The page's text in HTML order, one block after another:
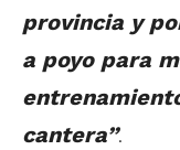
provincia y
a poyo para
cantera”.